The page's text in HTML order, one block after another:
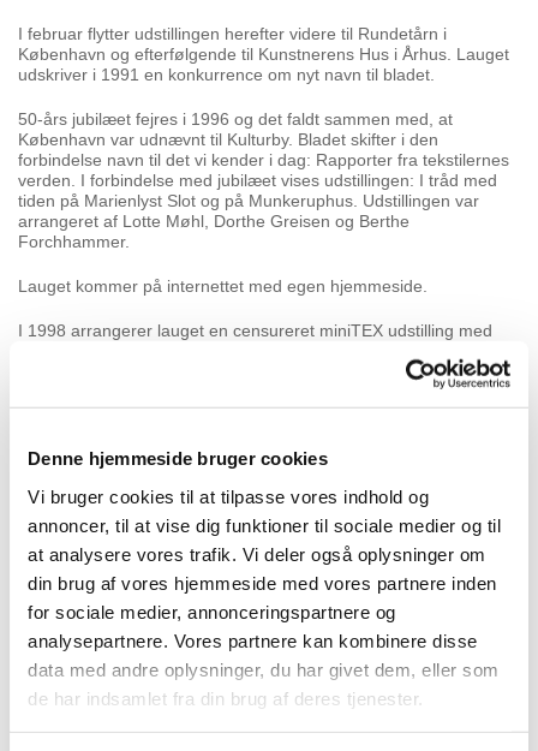
Denne hjemmeside bruger cookies
Vi bruger cookies til at tilpasse vores indhold og
annoncer, til at vise dig funktioner til sociale medier og til
at analysere vores trafik. Vi deler også oplysninger om
din brug af vores hjemmeside med vores partnere inden
for sociale medier, annonceringspartnere og
analysepartnere. Vores partnere kan kombinere disse
data med andre oplysninger, du har givet dem, eller som
de har indsamlet fra din brug af deres tjenester.
I februar flytter udstillingen herefter videre til Rundetårn i
København og efterfølgende til Kunstnerens Hus i Århus. Lauget
udskriver i 1991 en konkurrence om nyt navn til bladet.
50-års jubilæet fejres i 1996 og det faldt sammen med, at
København var udnævnt til Kulturby. Bladet skifter i den
forbindelse navn til det vi kender i dag: Rapporter fra tekstilernes
verden. I forbindelse med jubilæet vises udstillingen: I tråd med
tiden på Marienlyst Slot og på Munkeruphus. Udstillingen var
arrangeret af Lotte Møhl, Dorthe Greisen og Berthe
Forchhammer.
Lauget kommer på internettet med egen hjemmeside.
I 1998 arrangerer lauget en censureret miniTEX udstilling med
i København og Gina Hedegaard er initiativtager og medarrangør
og så lyst på fremtiden.
Et nyt årtusinde og et nyt håndværk
I 2001 søges der medarbejdere til bladet. Der søges om
repræsentanter fra alle egne af landet. I 2002-03 arrangeres en
ny censureret medlemsudstilling: Pejling i en ny tid, der vises tre
landet: Toldboden i Kerteminde, Tekstilforum i Herning og
Skovhuset i Værløse. Udstillingen vararrangeret af Lotte Møhl og
Birthe Henckel m.fl.
Lauget fortsætter med at arrangere udstillinger: Striber – til stol og
krop i 2006 ogminiTEX i 2011 i Møllen i Lyngby og i Nicolai i